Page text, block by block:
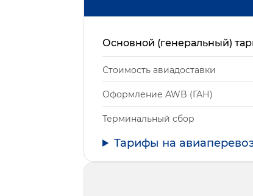
Основной (генеральный)
Стоимость авиадоставки
Оформление AWB (ГАН)
Терминальный сбор
Тарифы на